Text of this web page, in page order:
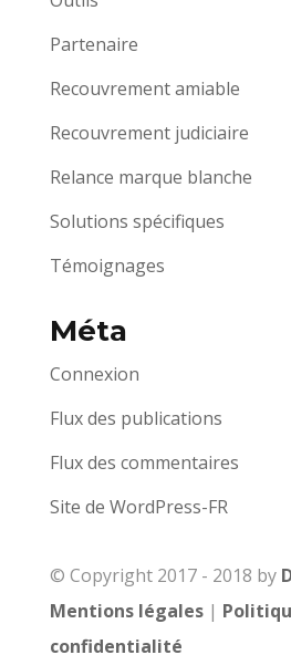
Partenaire
Recouvrement amiable
Recouvrement judiciaire
Relance marque blanche
Solutions spécifiques
Témoignages
Méta
Connexion
Flux des publications
Flux des commentaires
Site de WordPress-FR
© Copyright 2017 - 2018 by
Mentions légales|
confidentialité